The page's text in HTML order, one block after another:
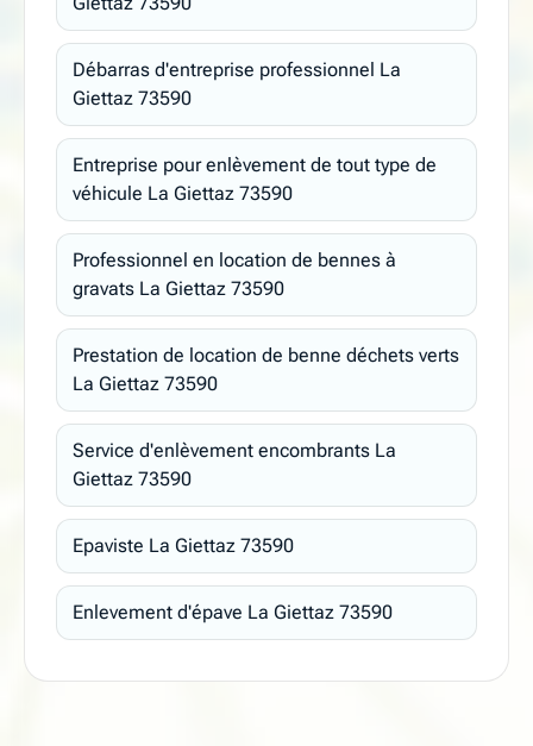
Débarras d'entreprise professionnel La
Giettaz 73590
Entreprise pour enlèvement de tout type de
véhicule La Giettaz 73590
Professionnel en location de bennes à
gravats La Giettaz 73590
Prestation de location de benne déchets verts
La Giettaz 73590
Service d'enlèvement encombrants La
Giettaz 73590
Epaviste La Giettaz 73590
Enlevement d'épave La Giettaz 73590